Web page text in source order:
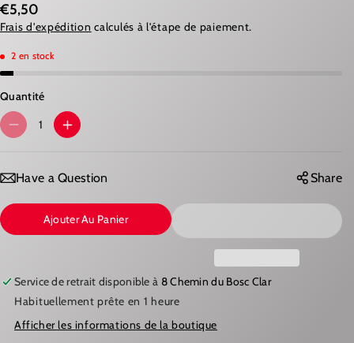
€5,50
Frais d'expédition calculés à l'étape de paiement.
2 en stock
Quantité
R
D
U
L
A
Q
A
G
M
E
E
R
L
Have a Question Share
Ajouter Au Panier
Service de retrait disponible à 8 Chemin du Bosc Clar
Habituellement prête en 1 heure
Afficher les informations de la boutique